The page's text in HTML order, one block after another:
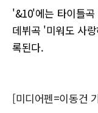
'&10'에는 타이틀
데뷔곡 '미워도 사
록된다.
[미디어펜=이동건